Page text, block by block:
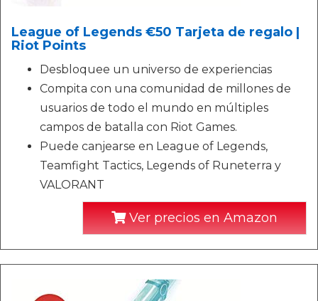
League of Legends €50 Tarjeta de regalo |
Riot Points
Desbloquee un universo de experiencias
Compita con una comunidad de millones de
usuarios de todo el mundo en múltiples
campos de batalla con Riot Games.
Puede canjearse en League of Legends,
Teamfight Tactics, Legends of Runeterra y
VALORANT
Ver precios en Amazon